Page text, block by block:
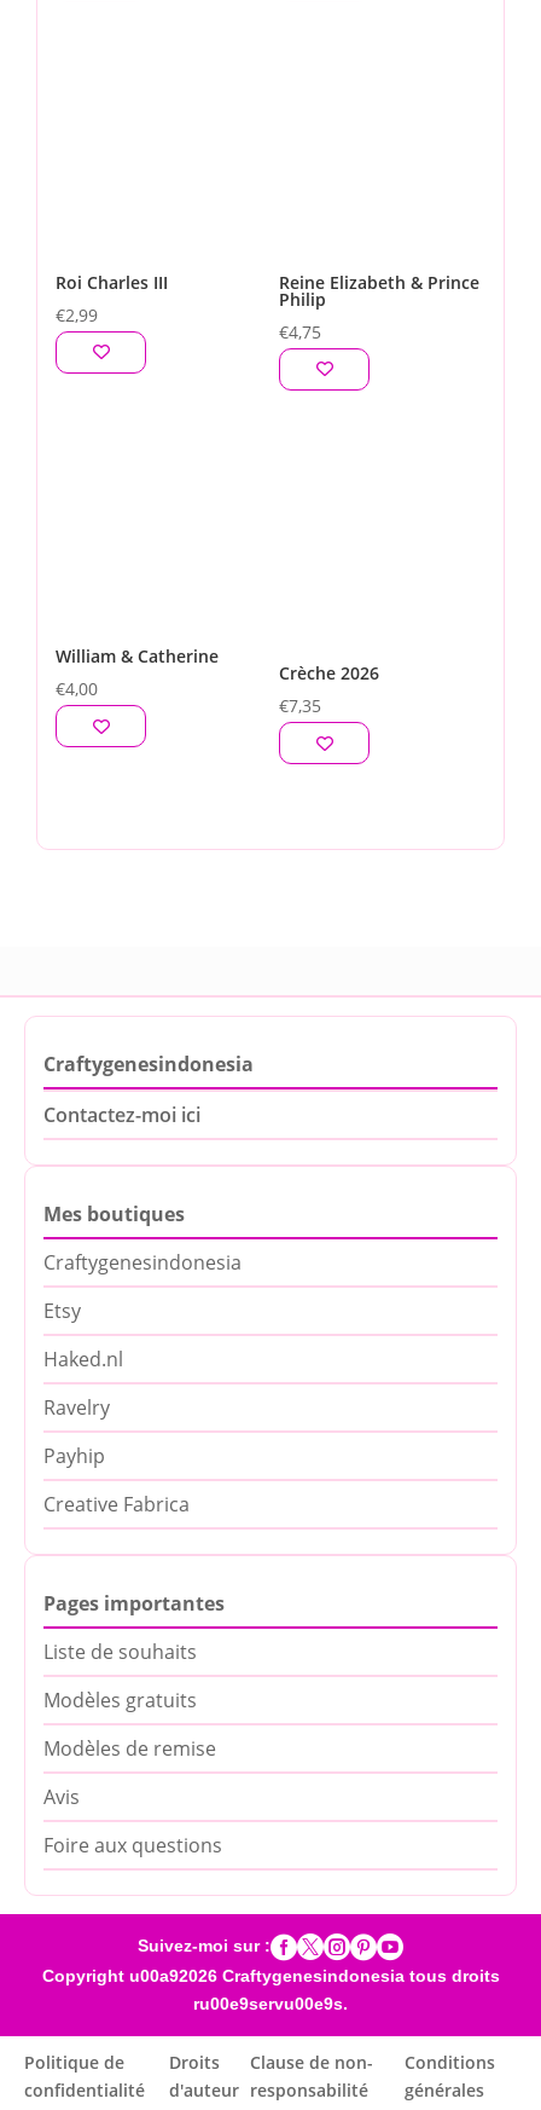
Roi Charles III
€2,99
Reine Elizabeth & Prince
Philip
€4,75
William & Catherine
€4,00
Crèche 2026
€7,35
Craftygenesindonesia
Contactez-moi ici
Mes boutiques
Craftygenesindonesia
Etsy
Haked.nl
Ravelry
Payhip
Creative Fabrica
Pages importantes
Liste de souhaits
Modèles gratuits
Modèles de remise
Avis
Foire aux questions
Suivez-moi sur :
Copyright u00a92026 Craftygenesindonesia tous droits
ru00e9servu00e9s.
Politique de
confidentialité
Droits
d'auteur
Clause de non-
responsabilité
Conditions
générales